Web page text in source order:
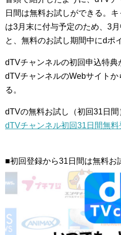
日間は無料お試しができる。
は3月末に付与予定のため、3
と、無料のお試し期間中にdポ
dTVチャンネルの初回申込特典
dTVチャンネルのWebサイト
る。
dTVの無料お試し（初回31日間
dTVチャンネル初回31日間無料
■初回登録から31日間は無料お